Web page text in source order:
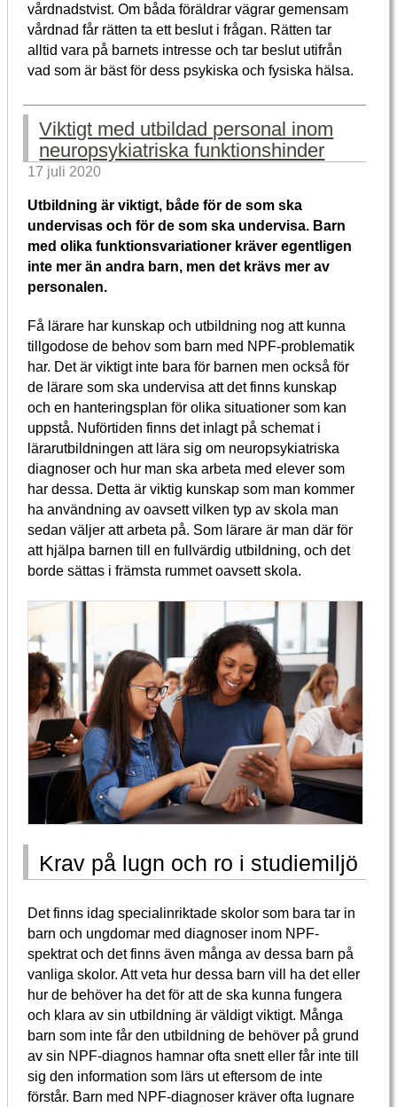
vårdnadstvist. Om båda föräldrar vägrar gemensam
vårdnad får rätten ta ett beslut i frågan. Rätten tar
alltid vara på barnets intresse och tar beslut utifrån
vad som är bäst för dess psykiska och fysiska hälsa.
Viktigt med utbildad personal inom
neuropsykiatriska funktionshinder
17 juli 2020
Utbildning är viktigt, både för de som ska
undervisas och för de som ska undervisa. Barn
med olika funktionsvariationer kräver egentligen
inte mer än andra barn, men det krävs mer av
personalen.
Få lärare har kunskap och utbildning nog att kunna
tillgodose de behov som barn med NPF-problematik
har. Det är viktigt inte bara för barnen men också för
de lärare som ska undervisa att det finns kunskap
och en hanteringsplan för olika situationer som kan
uppstå. Nuförtiden finns det inlagt på schemat i
lärarutbildningen att lära sig om neuropsykiatriska
diagnoser och hur man ska arbeta med elever som
har dessa. Detta är viktig kunskap som man kommer
ha användning av oavsett vilken typ av skola man
sedan väljer att arbeta på. Som lärare är man där för
att hjälpa barnen till en fullvärdig utbildning, och det
borde sättas i främsta rummet oavsett skola.
Krav på lugn och ro i studiemiljö
Det finns idag specialinriktade skolor som bara tar in
barn och ungdomar med diagnoser inom NPF-
spektrat och det finns även många av dessa barn på
vanliga skolor. Att veta hur dessa barn vill ha det eller
hur de behöver ha det för att de ska kunna fungera
och klara av sin utbildning är väldigt viktigt. Många
barn som inte får den utbildning de behöver på grund
av sin NPF-diagnos hamnar ofta snett eller får inte till
sig den information som lärs ut eftersom de inte
förstår. Barn med NPF-diagnoser kräver ofta lugnare